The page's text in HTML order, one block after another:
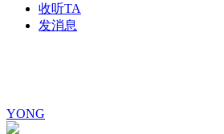
收听TA
发消息
YONG